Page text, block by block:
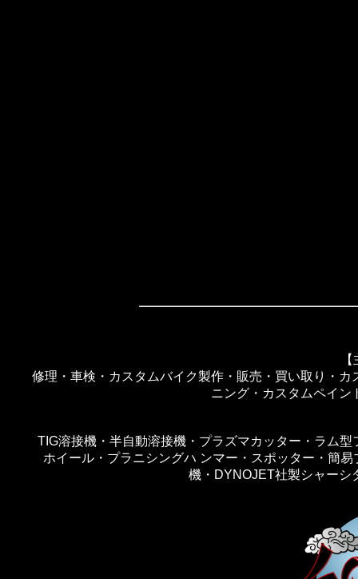
修理・車検・カスタムバイク製作・販売・買い取り・
ニング・カスタムペイン
TIG溶接機・半自動溶接機・プラズマカッター・ラム
ホイール・プラニシングハ ンマー・スポッター・簡
機・DYNOJET社製シャー